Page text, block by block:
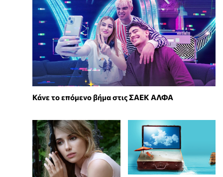
Κάνε το επόμενο βήμα στις ΣΑΕΚ ΑΛΦΑ